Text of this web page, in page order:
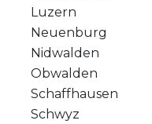
Luzern
Neuenburg
Nidwalden
Obwalden
Schaffhausen
Schwyz